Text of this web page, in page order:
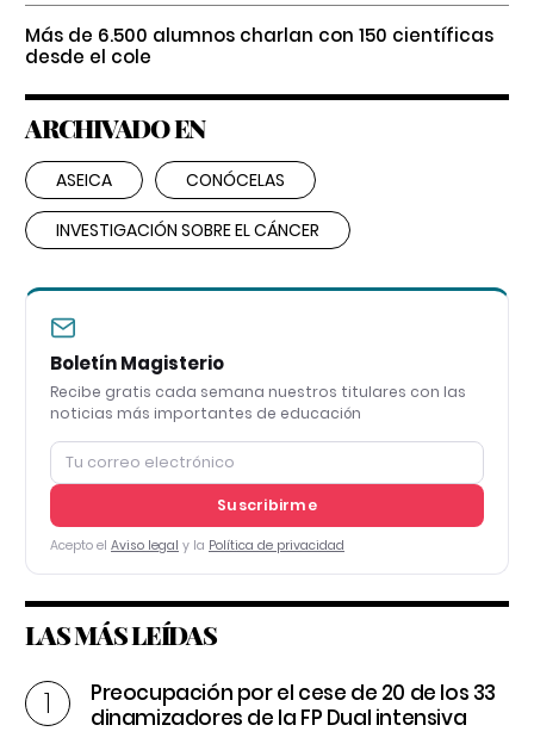
Más de 6.500 alumnos charlan con 150 científicas
desde el cole
ARCHIVADO EN
ASEICA CONÓCELAS
INVESTIGACIÓN SOBRE EL CÁNCER
Boletín Magisterio
Recibe gratis cada semana nuestros titulares con las
noticias más importantes de educación
Suscribirme
Acepto el Aviso legal y la Política de privacidad
LAS MÁS LEÍDAS
Preocupación por el cese de 20 de los 33
dinamizadores de la FP Dual intensiva